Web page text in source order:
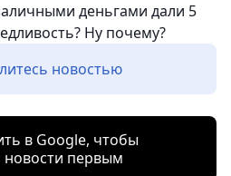
деньгами дали 5
Ну почему?
новостью
в Google, чтобы
новости первым